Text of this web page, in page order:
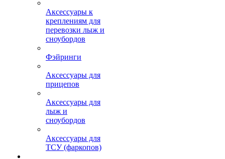
Аксессуары к
креплениям для
перевозки лыж и
сноубордов
Фэйринги
Аксессуары для
прицепов
Аксессуары для
лыж и
сноубордов
Аксессуары для
ТСУ (фаркопов)